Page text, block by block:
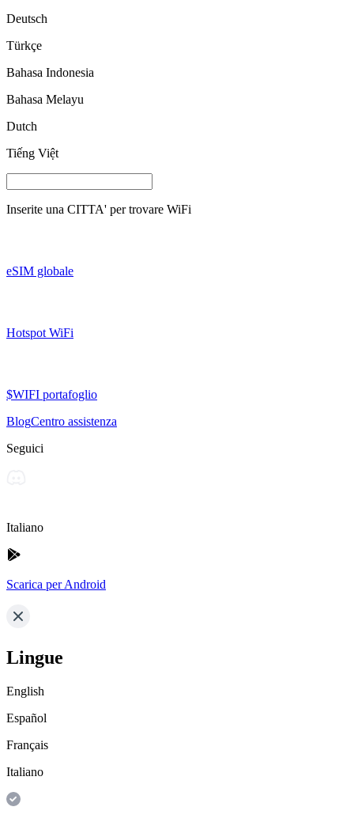
Deutsch
Türkçe
Bahasa Indonesia
Bahasa Melayu
Dutch
Tiếng Việt
Inserite una CITTA' per trovare WiFi
eSIM globale
Hotspot WiFi
$WIFI portafoglio
BlogCentro assistenza
Seguici
Italiano
Scarica per Android
Lingue
English
Español
Français
Italiano